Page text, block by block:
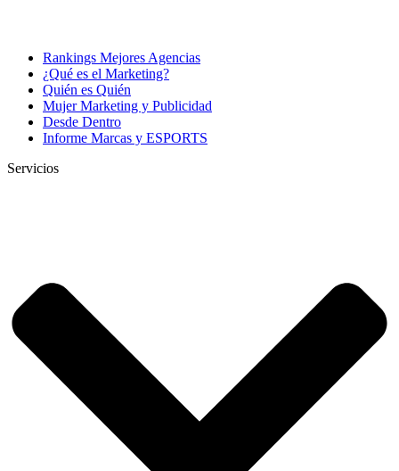
Rankings Mejores Agencias
¿Qué es el Marketing?
Quién es Quién
Mujer Marketing y Publicidad
Desde Dentro
Informe Marcas y ESPORTS
Servicios